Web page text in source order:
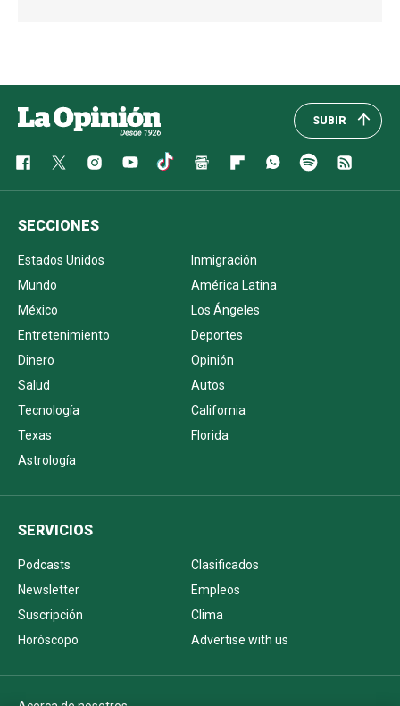
SUBIR
SECCIONES
Estados Unidos
Inmigración
Mundo
América Latina
México
Los Ángeles
Entretenimiento
Deportes
Dinero
Opinión
Salud
Autos
Tecnología
California
Texas
Florida
Astrología
SERVICIOS
Podcasts
Clasificados
Newsletter
Empleos
Suscripción
Clima
Horóscopo
Advertise with us